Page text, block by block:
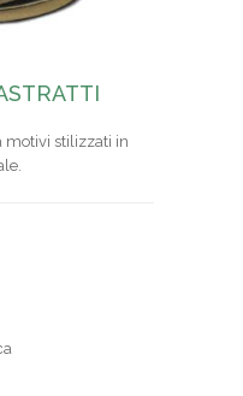
motivi stilizzati in